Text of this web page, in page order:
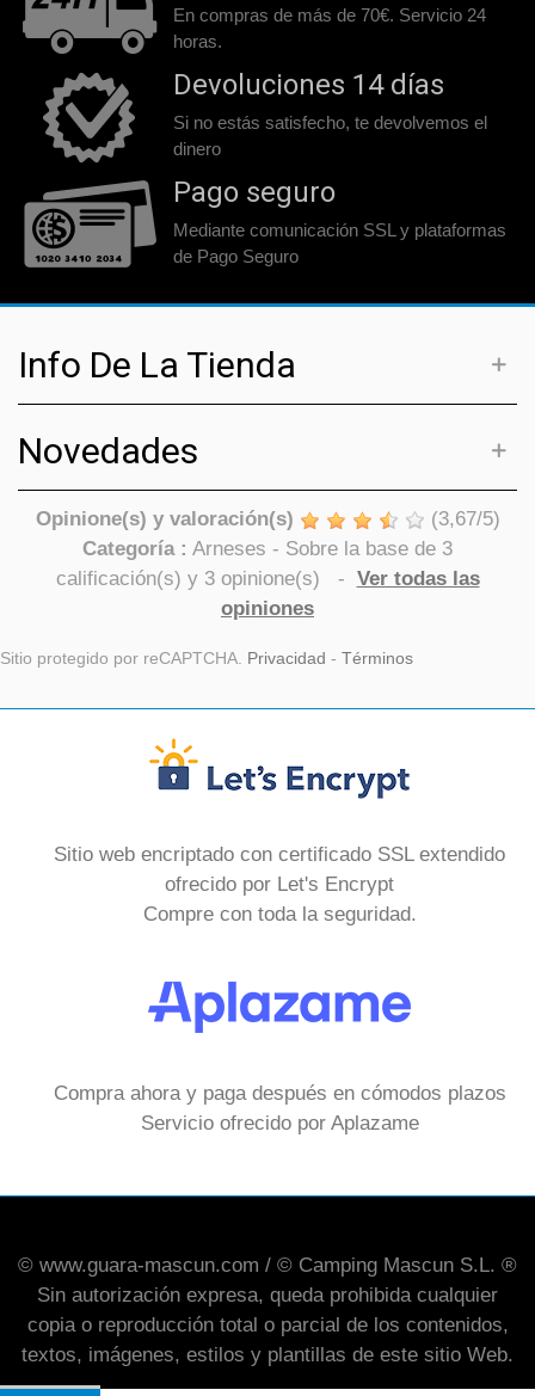
En compras de más de 70€. Servicio 24
horas.
Devoluciones 14 días
Si no estás satisfecho, te devolvemos el
dinero
Pago seguro
Mediante comunicación SSL y plataformas
de Pago Seguro
Info De La Tienda
Novedades
Opinione(s) y valoración(s) (3,67/5)
Categoría : Arneses - Sobre la base de 3
calificación(s) y 3opinione(s) - Ver todas las
opiniones
Sitio protegido por reCAPTCHA. Privacidad - Términos
Sitio web encriptado con certificado SSL extendido
ofrecido por Let's Encrypt
Compre con toda la seguridad.
Compra ahora y paga después en cómodos plazos
Servicio ofrecido por Aplazame
© www.guara-mascun.com / © Camping Mascun S.L. ®
Sin autorización expresa, queda prohibida cualquier
copia o reproducción total o parcial de los contenidos,
textos, imágenes, estilos y plantillas de este sitio Web.